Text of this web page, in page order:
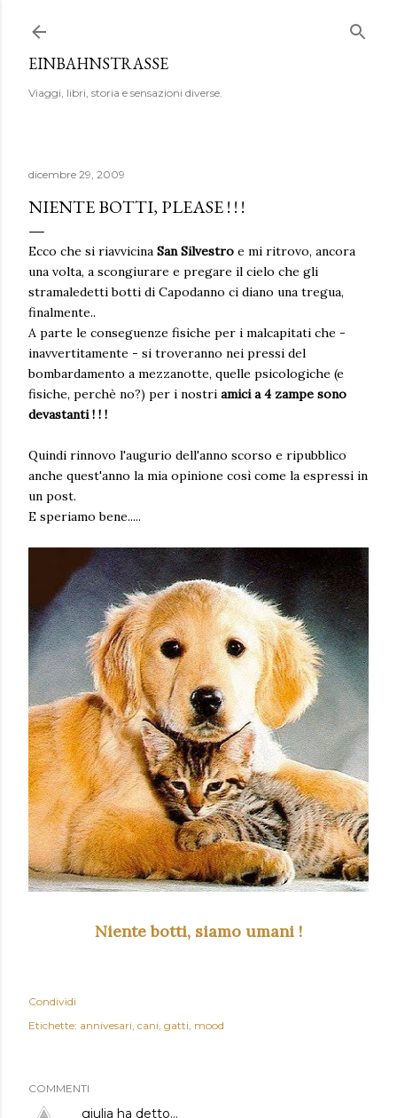
EINBAHNSTRASSE
Viaggi, libri, storia e sensazioni diverse.
dicembre 29, 2009
NIENTE BOTTI, PLEASE ! ! !
Ecco che si riavvicina San Silvestro e mi ritrovo, ancora
una volta, a scongiurare e pregare il cielo che gli
stramaledetti botti di Capodanno ci diano una tregua,
finalmente..
A parte le conseguenze fisiche per i malcapitati che -
inavvertitamente - si troveranno nei pressi del
bombardamento a mezzanotte, quelle psicologiche (e
fisiche, perchè no?) per i nostri amici a 4 zampe sono
devastanti ! ! !
Quindi rinnovo l'augurio dell'anno scorso e ripubblico
anche quest'anno la mia opinione così come la espressi in
un post.
E speriamo bene.....
Niente botti, siamo umani !
Condividi
Etichette: annivesari cani gatti mood
COMMENTI
giulia ha detto…